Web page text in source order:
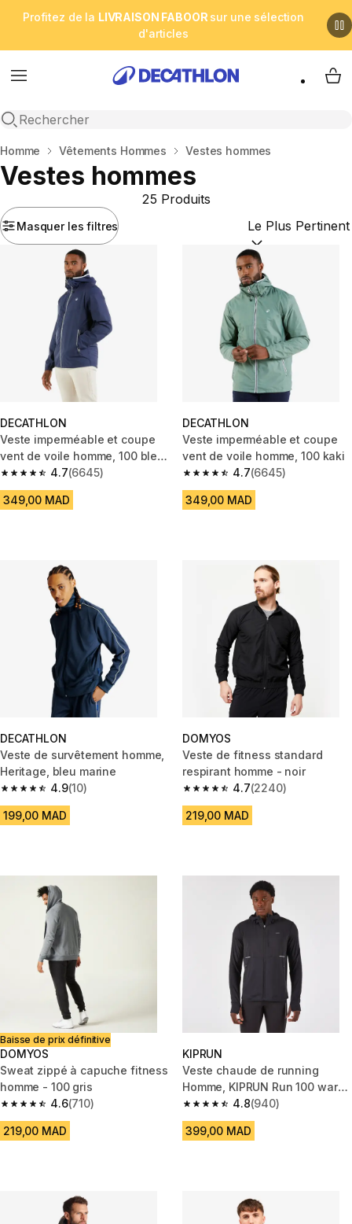
Profitez de la LIVRAISON FABOOR sur une sélection
d'articles
Menu
Open search
My
Accueil
Homme Vêtements Hommes Vestes hommes
Vestes hommes
Masquer les filtres
25 Produits
Trier par :
DECATHLON
Veste imperméable et coupe
vent de voile homme, 100 bleu
marine
4.7
4.7 out of 5 stars from 6645 reviews
(6645)
349,00 MAD
DECATHLON
Veste imperméable et coupe
vent de voile homme, 100 kaki
4.7
4.7 out of 5 stars from 6645
(6645)
349,00 MAD
DECATHLON
Veste de survêtement homme,
Heritage, bleu marine
4.9
4.9 out of 5 stars from 10 reviews
(10)
199,00 MAD
DOMYOS
Veste de fitness standard
respirant homme - noir
4.7
4.7 out of 5 stars from 2240
(2240)
219,00 MAD
Baisse de prix définitive
DOMYOS
Sweat zippé à capuche fitness
homme - 100 gris
4.6
4.6 out of 5 stars from 710 reviews
(710)
219,00 MAD
KIPRUN
Veste chaude de running
Homme, KIPRUN Run 100 warm
noire
4.8
4.8 out of 5 stars from 940
(940)
399,00 MAD